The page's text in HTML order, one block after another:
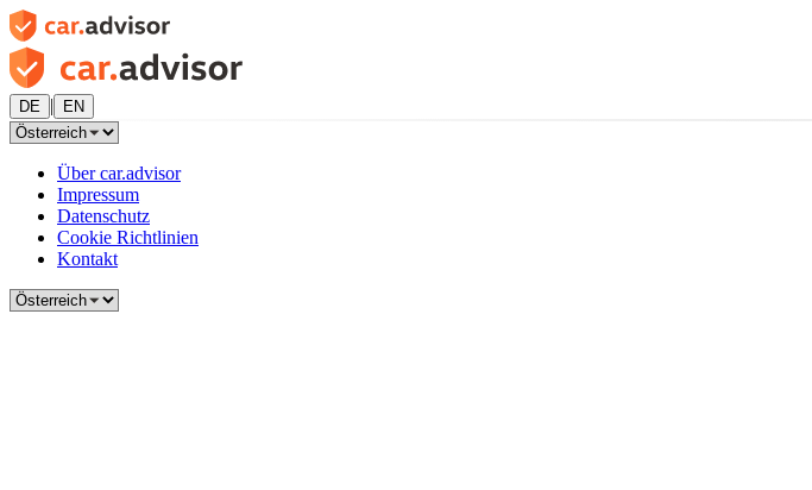
DE | EN
Über car.advisor
Impressum
Datenschutz
Cookie Richtlinien
Kontakt